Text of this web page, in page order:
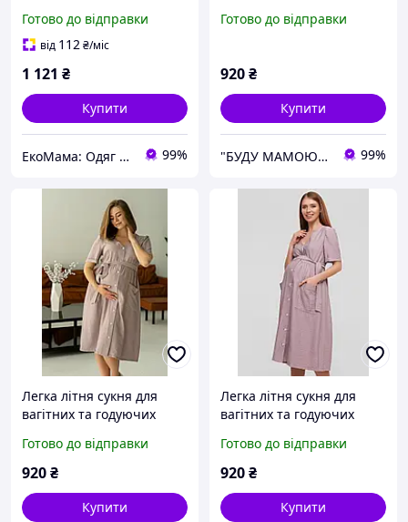
M Блакитний
Готово до відправки
від 112₴/міс
1 121 ₴
Купити
ЕкоМама: Одяг для вагітних, білизна для годування, сумка у пологовий, одяг для новонароджених 99%
100см
Готово до відправки
920₴
Купити
"БУДУ МАМОЮ" 7000 Все для немовлят Одяг та білизна для вагітних та годуючих, Сумки в пологовий 99%
Легка літня сукня для
вагітних та годуючих
100см
Готово до відправки
920₴
Купити
Легка літня сукня для
вагітних та годуючих
100см бузкового кольору
Готово до відправки
920₴
Купити